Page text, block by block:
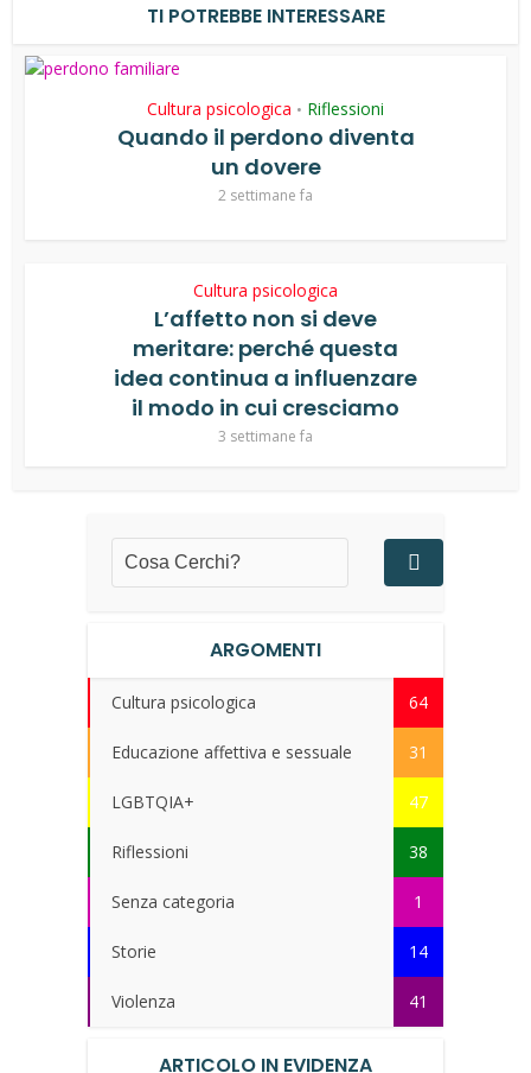
TI POTREBBE INTERESSARE
Cultura psicologica • Riflessioni
Quando il perdono diventa
un dovere
2 settimane fa
Cultura psicologica
L’affetto non si deve
meritare: perché questa
idea continua a influenzare
il modo in cui cresciamo
3 settimane fa
ARGOMENTI
Cultura psicologica 64
Educazione affettiva e sessuale 31
LGBTQIA+ 47
Riflessioni 38
Senza categoria 1
Storie 14
Violenza 41
ARTICOLO IN EVIDENZA